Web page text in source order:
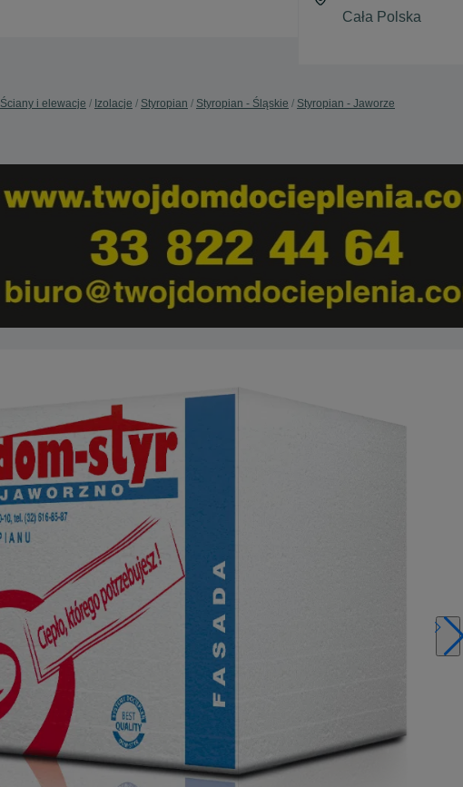
Ściany i elewacje Izolacje Styropian Styropian - Śląskie Styropian - Jaworze